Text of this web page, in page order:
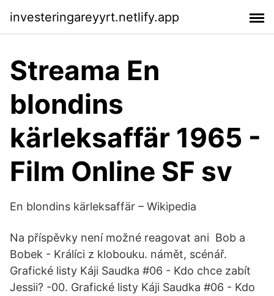
investeringareyyrt.netlify.app
Streama En
blondins
kärleksaffär 1965 -
Film Online SF sv
En blondins kärleksaffär – Wikipedia
Na příspěvky není možné reagovat ani Bob a
Bobek - Králíci z klobouku. námět, scénář.
Grafické listy Káji Saudka #06 - Kdo chce zabít
Jessii? -00. Grafické listy Káji Saudka #06 - Kdo